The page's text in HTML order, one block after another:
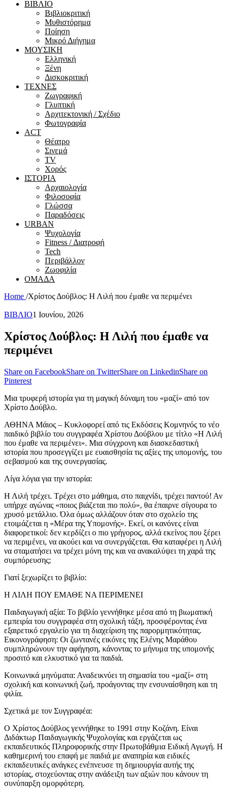
ΒΙΒΛΙΟ
Βιβλιοκριτική
Μυθιστόρημα
Ποίηση
Μικρό Διήγημα
ΜΟΥΣΙΚΗ
Ελληνική
Ξένη
Δισκοκριτική
ΤΕΧΝΕΣ
Ζωγραφική
Γλυπτική
Αρχιτεκτονική / Σχέδιο
Φωτογραφία
ACT
Θέατρο
Σινεμά
ΤV
Χορός
ΙΣΤΟΡΙΑ
Αρχαιολογία
Φιλοσοφία
Γλώσσα
Παραδόσεις
URBAN
Ψυχολογία
Fitness / Διατροφή
Tech
Περιβάλλον
Ζωοφιλία
ΟΜΑΔΑ
Home /Χρίστος Δούβλος: Η Λιλή που έμαθε να περιμένει
ΒΙΒΛΙΟ1 Ιουνίου, 2026
Χρίστος Δούβλος: Η Λιλή που έμαθε να
περιμένει
Share on FacebookShare on TwitterShare on LinkedinShare on
Pinterest
Μια τρυφερή ιστορία για τη μαγική δύναμη του «μαζί» από τον
Χρίστο Δούβλο.
ΑΘΗΝΑ Μάιος – Κυκλοφορεί από τις Εκδόσεις Κομνηνός το νέο
παιδικό βιβλίο του συγγραφέα Χρίστου Δούβλου με τίτλο «Η Λιλή
που έμαθε να περιμένει». Μια σύγχρονη και διασκεδαστική
ιστορία που προσεγγίζει με ευαισθησία τις αξίες της υπομονής, του
σεβασμού και της συνεργασίας.
Λίγα λόγια για την ιστορία:
Η Λιλή τρέχει. Τρέχει στο μάθημα, στο παιχνίδι, τρέχει παντού! Αν
υπήρχε αγώνας «ποιος βιάζεται πιο πολύ», θα έπαιρνε σίγουρα το
χρυσό μετάλλιο. Όλα όμως αλλάζουν όταν στο σχολείο της
ετοιμάζεται η «Μέρα της Υπομονής». Εκεί, οι κανόνες είναι
διαφορετικοί: δεν κερδίζει ο πιο γρήγορος, αλλά εκείνος που ξέρει
να περιμένει, να ακούει και να συνεργάζεται. Θα καταφέρει η Λιλή
να σταματήσει να τρέχει μόνη της και να ανακαλύψει τη χαρά της
συμπόρευσης;
Γιατί ξεχωρίζει το βιβλίο:
Η ΛΙΛΗ ΠΟΥ ΕΜΑΘΕ ΝΑ ΠΕΡΙΜΕΝΕΙ
Παιδαγωγική αξία: Το βιβλίο γεννήθηκε μέσα από τη βιωματική
εμπειρία του συγγραφέα στη σχολική τάξη, προσφέροντας ένα
εξαιρετικό εργαλείο για τη διαχείριση της παρορμητικότητας.
Εικονογράφηση: Οι ζωντανές εικόνες της Ελένης Μαράθου
συμπληρώνουν την αφήγηση, κάνοντας το μήνυμα της υπομονής
προσιτό και ελκυστικό για τα παιδιά.
Κοινωνικά μηνύματα: Αναδεικνύει τη σημασία του «μαζί» στη
σχολική και κοινωνική ζωή, προάγοντας την ενσυναίσθηση και τη
φιλία.
Σχετικά με τον Συγγραφέα:
Ο Χρίστος Δούβλος γεννήθηκε το 1991 στην Κοζάνη. Είναι
Διδάκτωρ Παιδαγωγικής Ψυχολογίας και εργάζεται ως
εκπαιδευτικός Πληροφορικής στην Πρωτοβάθμια Ειδική Αγωγή. Η
καθημερινή του επαφή με παιδιά με αναπηρία και ειδικές
εκπαιδευτικές ανάγκες ενέπνευσε τη δημιουργία αυτής της
ιστορίας, στοχεύοντας στην ανάδειξη των αξιών που κάνουν τη
συνύπαρξη ομορφότερη.